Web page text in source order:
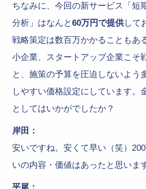
ちなみに、今回の新サービス「短
分析」はなんと60万円で提供して
戦略策定は数百万かかることもあ
小企業、スタートアップ企業こそ
と、施策の予算を圧迫しないよう
しやすい価格設定にしています。
としてはいかがでしたか？
岸田：
安いですね。安くて早い（笑）
いの内容・価値はあったと思いま
平尾：